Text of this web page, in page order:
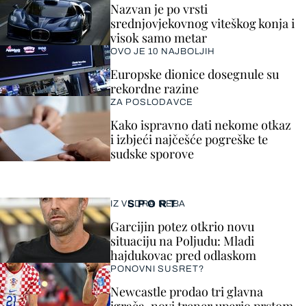
SPORT
IZ VEDRA NEBA
Garcijin potez otkrio novu
situaciju na Poljudu: Mladi
hajdukovac pred odlaskom
PONOVNI SUSRET?
Newcastle prodao tri glavna
Nazvan je po vrsti
srednjovjekovnog viteškog konja i
visok samo metar
OVO JE 10 NAJBOLJIH
Europske dionice dosegnule su
rekordne razine
ZA POSLODAVCE
Kako ispravno dati nekome otkaz
i izbjeći najčešće pogreške te
sudske sporove